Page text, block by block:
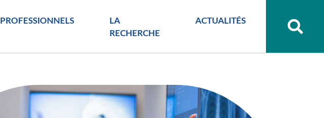
PROFESSIONNELS
LA
RECHERCHE
ACTUALITÉS
sur